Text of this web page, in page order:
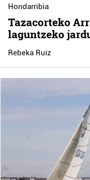
Hondarribia
Tazacorteko
laguntzeko
Rebeka Ruiz